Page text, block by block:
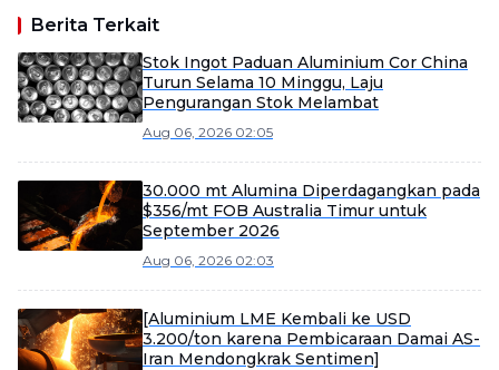
Berita Terkait
Stok Ingot Paduan Aluminium Cor China
Turun Selama 10 Minggu, Laju
Pengurangan Stok Melambat
Aug 06, 2026 02:05
30.000 mt Alumina Diperdagangkan pada
$356/mt FOB Australia Timur untuk
September 2026
Aug 06, 2026 02:03
[Aluminium LME Kembali ke USD
3.200/ton karena Pembicaraan Damai AS-
Iran Mendongkrak Sentimen]